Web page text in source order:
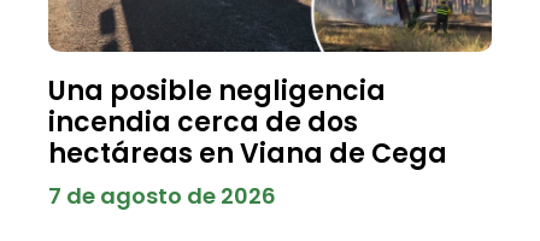
Una posible negligencia
incendia cerca de dos
hectáreas en Viana de Cega
7 de agosto de 2026